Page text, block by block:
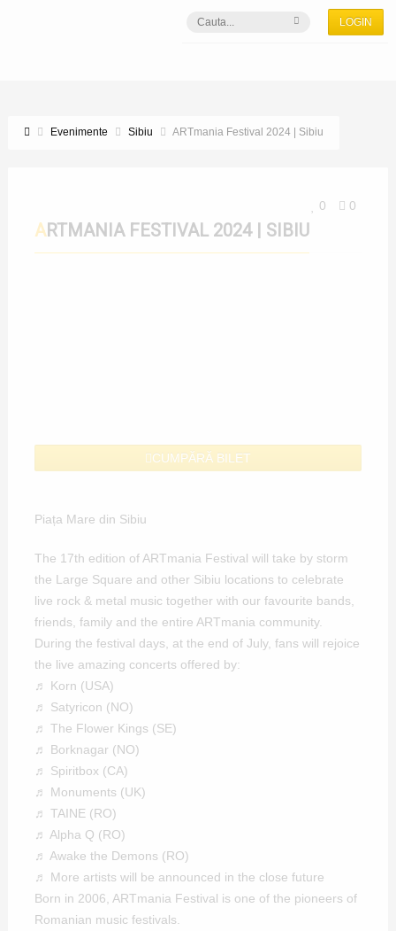
LOGIN
Evenimente Sibiu ARTmania Festival 2024 | Sibiu
0 0
ARTMANIA FESTIVAL 2024 | SIBIU
CUMPĂRĂ BILET
Piața Mare din Sibiu
The 17th edition of ARTmania Festival will take by storm
the Large Square and other Sibiu locations to celebrate
live rock & metal music together with our favourite bands,
friends, family and the entire ARTmania community.
During the festival days, at the end of July, fans will rejoice
the live amazing concerts offered by:
♬ Korn (USA)
♬ Satyricon (NO)
♬ The Flower Kings (SE)
♬ Borknagar (NO)
♬ Spiritbox (CA)
♬ Monuments (UK)
♬ TAINE (RO)
♬ Alpha Q (RO)
♬ Awake the Demons (RO)
♬ More artists will be announced in the close future
Born in 2006, ARTmania Festival is one of the pioneers of
Romanian music festivals.